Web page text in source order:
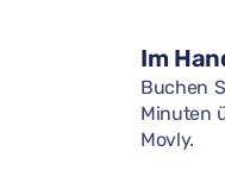
Im
Buchen
Minuten
Movly.